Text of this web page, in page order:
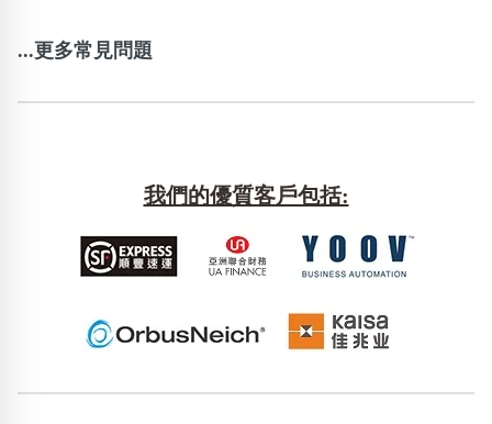
...更多常見問題
我們的優質客戶包括: